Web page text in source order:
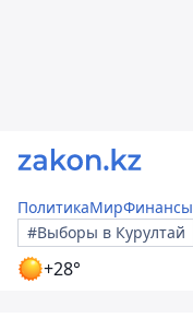
ПолитикаМирФинансы
#Выборы в Курултай
+28°